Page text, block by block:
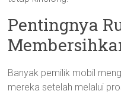
Pentingnya
Banyak pemilik mobil
mereka setelah melalui